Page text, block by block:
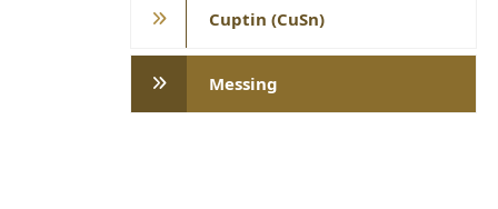
Cuptin (CuSn)
Messing